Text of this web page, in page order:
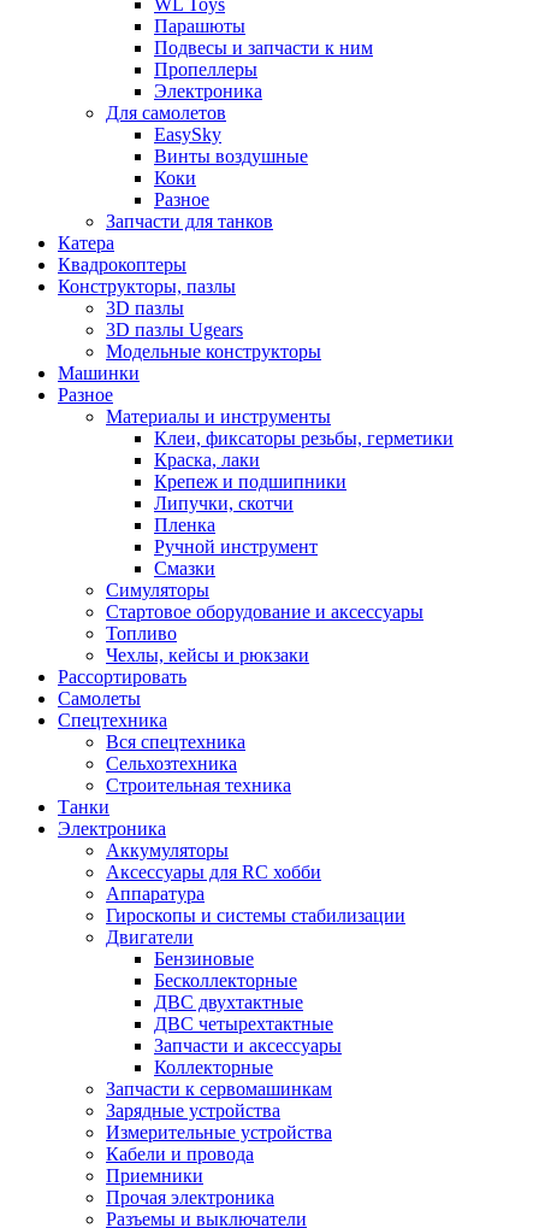
WL Toys
Парашюты
Подвесы и запчасти к ним
Пропеллеры
Электроника
Для самолетов
EasySky
Винты воздушные
Коки
Разное
Запчасти для танков
Катера
Квадрокоптеры
Конструкторы, пазлы
3D пазлы
3D пазлы Ugears
Модельные конструкторы
Машинки
Разное
Материалы и инструменты
Клеи, фиксаторы резьбы, герметики
Краска, лаки
Крепеж и подшипники
Липучки, скотчи
Пленка
Ручной инструмент
Смазки
Симуляторы
Стартовое оборудование и аксессуары
Топливо
Чехлы, кейсы и рюкзаки
Рассортировать
Самолеты
Спецтехника
Вся спецтехника
Сельхозтехника
Строительная техника
Танки
Электроника
Аккумуляторы
Аксессуары для RC хобби
Аппаратура
Гироскопы и системы стабилизации
Двигатели
Бензиновые
Бесколлекторные
ДВС двухтактные
ДВС четырехтактные
Запчасти и аксессуары
Коллекторные
Запчасти к сервомашинкам
Зарядные устройства
Измерительные устройства
Кабели и провода
Приемники
Прочая электроника
Разъемы и выключатели